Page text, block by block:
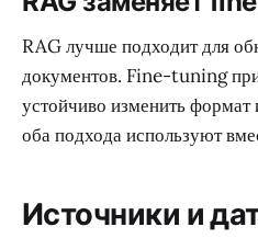
RAG лучше подходит для
документов. Fine-tuning
устойчиво изменить формат
оба подхода используют
Источники и